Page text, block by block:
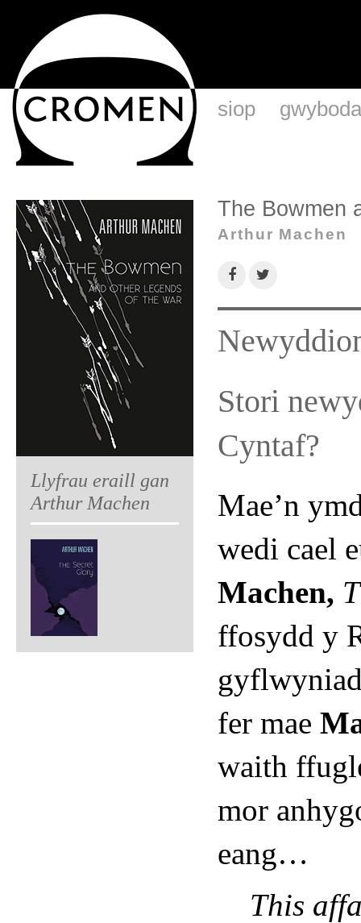
Llyfrau eraill gan
Arthur Machen
siop
The Bowmen
Arthur Machen
Stori
Cyntaf?
Mae’n
wedi cael
Machen,
ffosydd y
fer mae
waith
mor
eang…
This